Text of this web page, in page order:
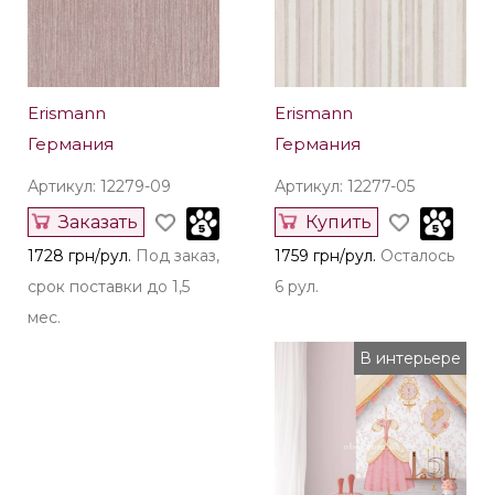
Erismann
Германия
Артикул: 12279-09
Заказать
1728 грн/рул. Под заказ,
срок поставки до 1,5
мес.
Erismann
Германия
Артикул: 12277-05
Купить
1759 грн/рул. Осталось
6 рул.
В интерьере